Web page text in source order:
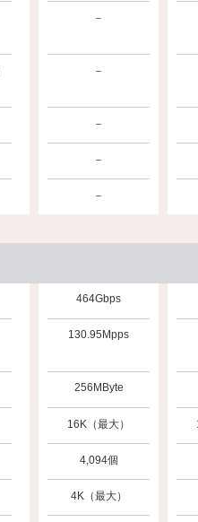
－
－
－
－
－
464Gbps
130.95Mpps
256MByte
16K（最大）
4,094個
4K（最大）